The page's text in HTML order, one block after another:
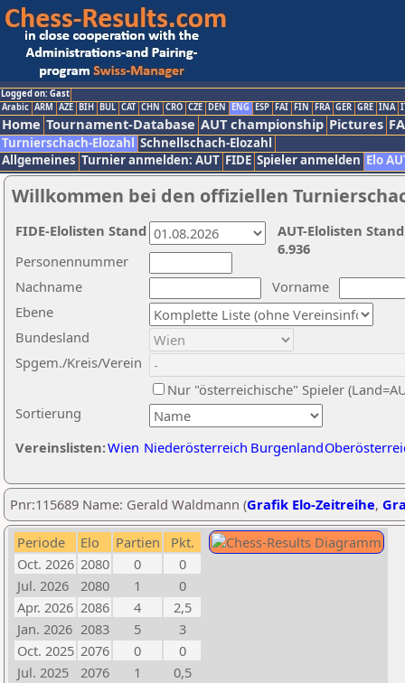
Logged on: Gast
Arabic ARM AZE BIH BUL CAT CHN CRO CZE DEN ENG ESP FAI FIN FRA GER GRE INA
Home Tournament-Database AUT championship Pictures
Turnierschach-Elozahl Schnellschach-Elozahl
Allgemeines Turnier anmelden: AUT FIDE Spieler anmelden Elo
Willkommen bei den offiziellen
Nachname
Vorname
Ebene
Sortierung
Personennummer
Bundesland
Spgem./Kreis/Verein
Nur "österreichische" Spieler
Vereinslisten:Wien Niederösterreich Burgenland
AUT-Elolisten
6.936
FIDE-Elolisten Stand
Pnr:115689 Name: Gerald Waldmann (Grafik Elo-Zeitreihe,
Periode Elo Partien
Pkt.
Oct. 2026 2080 0
0
Jul. 2026
2080 1
0
Apr. 2026 2086 4
2,5
Jan. 2026 2083 5
3
Oct. 2025 2076 0
0
Jul. 2025
2076 1
0,5